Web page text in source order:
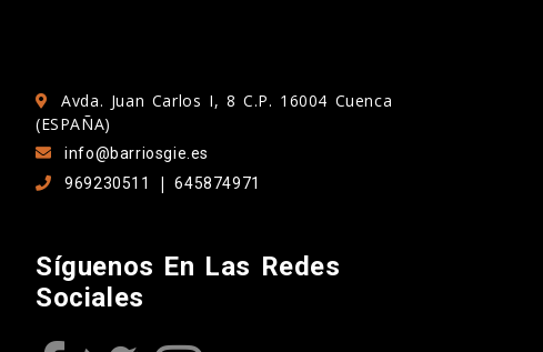
Avda. Juan Carlos I, 8 C.P. 16004 Cuenca
(ESPAÑA)
info@barriosgie.es
969230511
|645874971
Síguenos En Las Redes
Sociales